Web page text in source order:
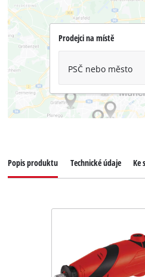
Prodejci na místě
PSČ nebo město
Popis produktu Technické údaje Ke